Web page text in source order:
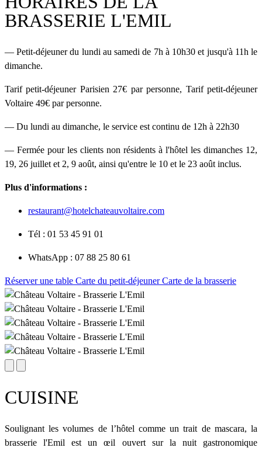
BRASSERIE L'EMIL
— Petit-déjeuner du lundi au samedi de 7h à 10h30 et jusqu'à 11h le
dimanche.
Tarif petit-déjeuner Parisien 27€ par personne, Tarif petit-déjeuner
Voltaire 49€ par personne.
— Du lundi au dimanche, le service est continu de 12h à 22h30
— Fermée pour les clients non résidents à l'hôtel les dimanches 12,
19, 26 juillet et 2, 9 août, ainsi qu'entre le 10 et le 23 août inclus.
Plus d'informations :
restaurant@hotelchateauvoltaire.com
Tél : 01 53 45 91 01
WhatsApp : 07 88 25 80 61
Réserver une table Carte du petit-déjeunerCarte de la brasserie
CUISINE
Soulignant les volumes de l’hôtel comme un trait de mascara, la
brasserie l'Emil est un œil ouvert sur la nuit gastronomique